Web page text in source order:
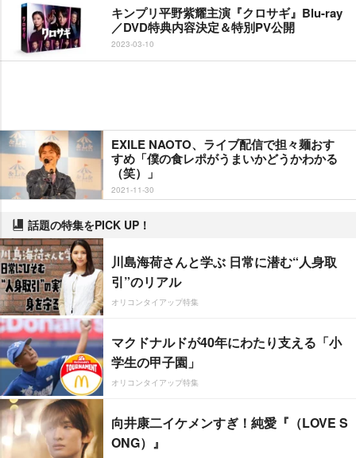
キンプリ平野紫耀主演『クロサギ』Blu-ray
／DVD特典内容決定＆特別PV公開
2023-03-10
EXILE NAOTO、ライブ配信で担々麺おす
すめ「僕の食レポがうまいかどうかわかる
（笑）」
2021-11-30
話題の特集をPICK UP！
川島海荷さんと学ぶ 日常に潜む“人身取
引”のリアル
オリコンタイアップ特集
マクドナルドが40年にわたり支える「小
学生の甲子園」
オリコンタイアップ特集
向井康二イケメンすぎ！純愛『（LOVE S
ONG）』